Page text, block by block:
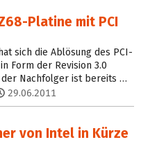
Platine mit PCI
sich die Ablösung des PCI-
Form der Revision 3.0
der Nachfolger ist bereits …
29.06.2011
von Intel in Kürze